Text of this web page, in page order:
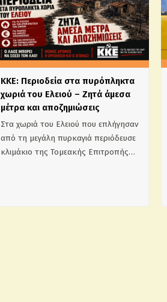
ΚΚΕ: Περιοδεία στα πυρόπληκτα
χωριά του Ελειού – Ζητά άμεσα
μέτρα και αποζημιώσεις
Στα χωριά του Ελειού που επλήγησαν
από τη μεγάλη πυρκαγιά περιόδευσε
κλιμάκιο της Τομεακής Επιτροπής…